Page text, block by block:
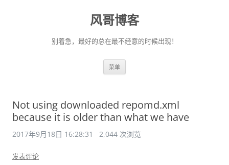
风哥博客
别着急，最好的总在最不经意的时候出现！
菜单
Not using downloaded repomd.xml
because it is older than what we have
2017年9月18日 16:28:31 2,044 次浏览
发表评论